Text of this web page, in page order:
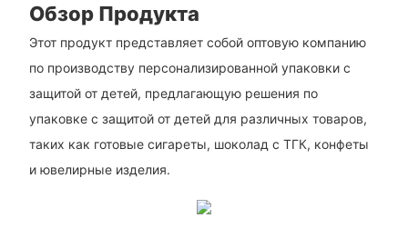
Обзор Продукта
Этот продукт представляет собой оптовую компанию
по производству персонализированной упаковки с
защитой от детей, предлагающую решения по
упаковке с защитой от детей для различных товаров,
таких как готовые сигареты, шоколад с ТГК, конфеты
и ювелирные изделия.